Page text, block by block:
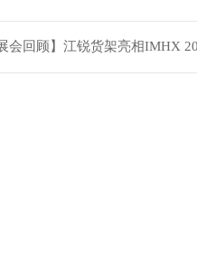
会回顾】江锐货架亮相IMHX